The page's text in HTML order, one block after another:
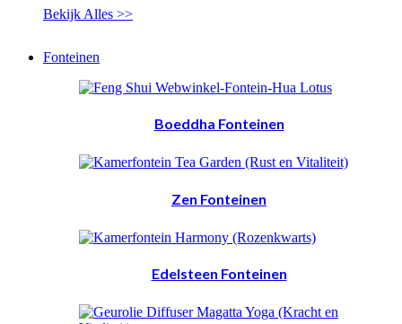
Bekijk Alles >>
Fonteinen
Boeddha Fonteinen
Zen Fonteinen
Edelsteen Fonteinen